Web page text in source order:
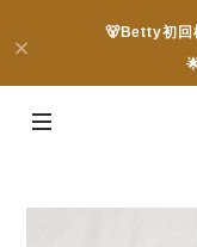
🐻Betty初回